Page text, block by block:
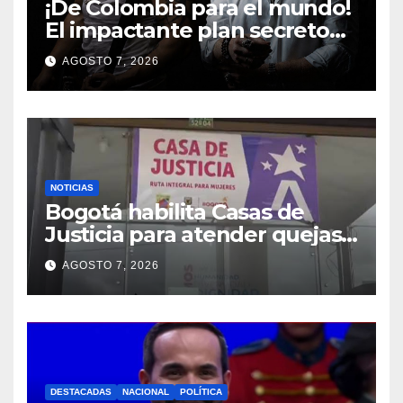
¡De Colombia para el mundo!
El impactante plan secreto
de Camilo Camacho que
cambiará el rock para
siempre
AGOSTO 7, 2026
NOTICIAS
Bogotá habilita Casas de
Justicia para atender quejas
por falta de medicamentos y
demoras en citas
AGOSTO 7, 2026
DESTACADAS NACIONAL POLÍTICA